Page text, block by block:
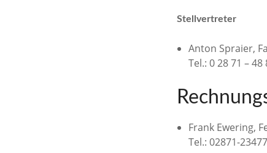
Stellvertreter
Anton Spraier,
Tel.: 0 28 71 – 48
Frank Ewering,
Tel.: 02871-